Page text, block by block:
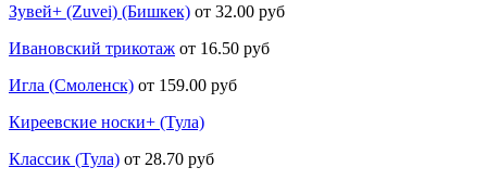
Зувей+ (Zuvei) (Бишкек) от 32.00 руб
Ивановский трикотаж от 16.50 руб
Игла (Смоленск) от 159.00 руб
Киреевские носки+ (Тула)
Классик (Тула) от 28.70 руб